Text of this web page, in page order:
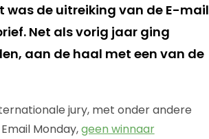
was de uitreiking van de E-mail
Net als vorig jaar ging
aan de haal met een van de
jury, met onder andere
Monday,geen winnaar